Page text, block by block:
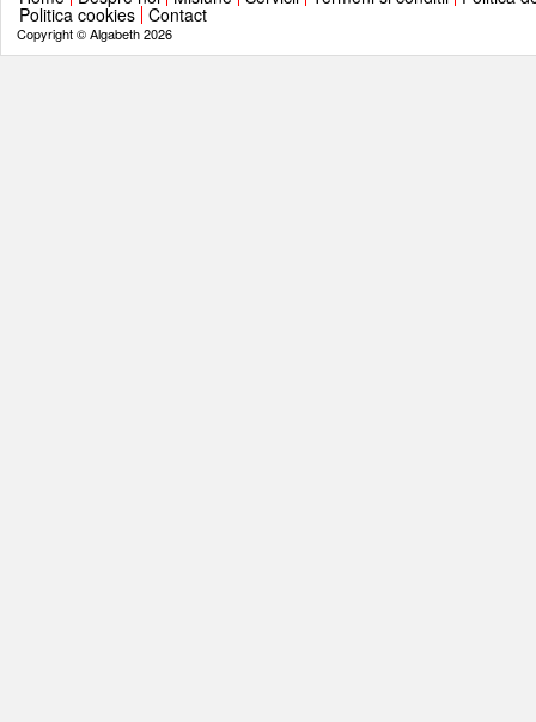
Politica cookies Contact
Copyright © Algabeth 2026